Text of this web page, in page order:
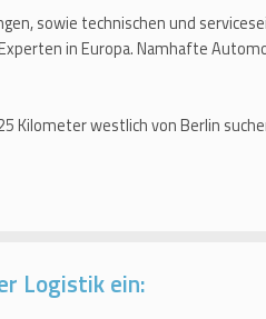
sowie technischen und
in Europa. Namhafte
Kilometer westlich von Berlin
Logistik ein: